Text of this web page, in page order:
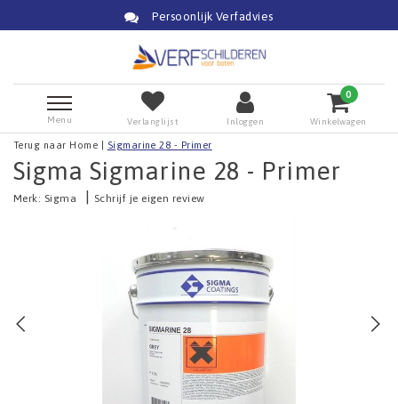
Menu Verlanglijst Inloggen
0
Winkelwagen
Terug naar Home Sigmarine 28 - Primer
Sigma Sigmarine 28 - Primer
Merk: Sigma Schrijf je eigen review